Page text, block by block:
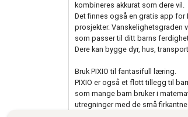
kombineres akkurat som dere vil.
Det finnes også en gratis app for
prosjekter. Vanskelighetsgraden
som passer til ditt barns
Dere kan bygge dyr, hus,
Bruk PIXIO til fantasifull læring.
PIXIO er også et flott tillegg til
som mange barn bruker i
utregninger med de små